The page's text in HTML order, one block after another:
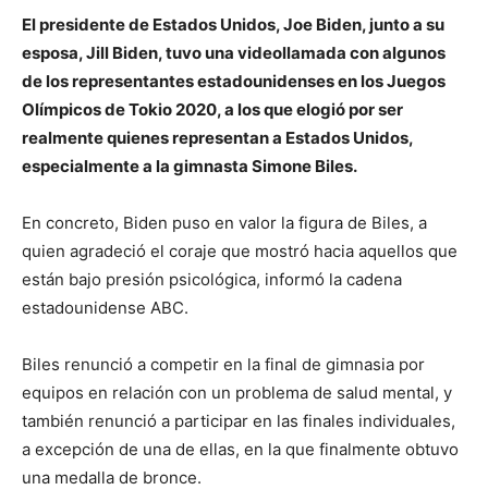
El presidente de Estados Unidos, Joe Biden, junto a su
esposa, Jill Biden, tuvo una videollamada con algunos
de los representantes estadounidenses en los Juegos
Olímpicos de Tokio 2020, a los que elogió por ser
realmente quienes representan a Estados Unidos,
especialmente a la gimnasta Simone Biles.
En concreto, Biden puso en valor la figura de Biles, a
quien agradeció el coraje que mostró hacia aquellos que
están bajo presión psicológica, informó la cadena
estadounidense ABC.
Biles renunció a competir en la final de gimnasia por
equipos en relación con un problema de salud mental, y
también renunció a participar en las finales individuales,
a excepción de una de ellas, en la que finalmente obtuvo
una medalla de bronce.